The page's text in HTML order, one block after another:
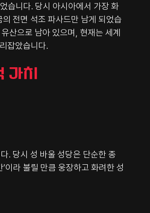
습니다. 당시 아시아에서 가장 화
전면 석조 파사드만 남게 되었습
산으로 남아 있으며, 현재는 세계
잡았습니다.
가치
. 당시 성 바울 성당은 단순한 종
이라 불릴 만큼 웅장하고 화려한 성